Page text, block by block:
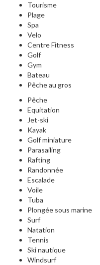
Tourisme
Plage
Spa
Velo
Centre Fitness
Golf
Gym
Bateau
Pêche au gros
Pêche
Equitation
Jet-ski
Kayak
Golf miniature
Parasailing
Rafting
Randonnée
Escalade
Voile
Tuba
Plongée sous marine
Surf
Natation
Tennis
Ski nautique
Windsurf